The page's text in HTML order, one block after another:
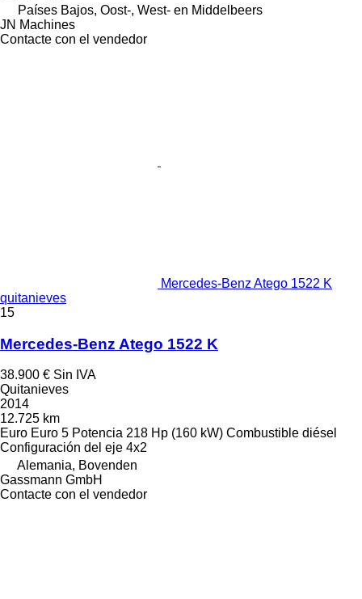
Países Bajos, Oost-, West- en Middelbeers
JN Machines
Contacte con el vendedor
Mercedes-Benz Atego 1522 K
quitanieves
15
Mercedes-Benz Atego 1522 K
38.900 € Sin IVA
Quitanieves
2014
12.725 km
Euro Euro 5 Potencia 218 Hp (160 kW) Combustible diésel
Configuración del eje 4x2
Alemania, Bovenden
Gassmann GmbH
Contacte con el vendedor